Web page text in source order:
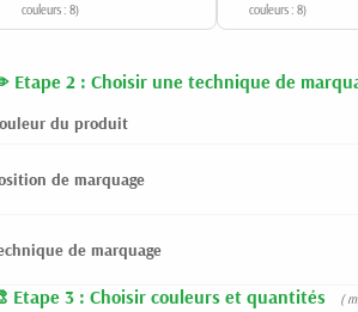
couleurs : 8)
couleurs : 8)
Etape 2 : Choisir une technique de
du produit
de marquage
de marquage
Etape 3 : Choisir couleurs et quantités (